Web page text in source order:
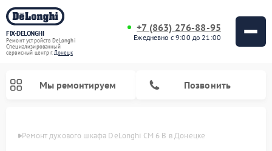
FIX-DELONGHI
Ремонт устройств DeLonghi
Специализированный
cервисный центр г.Донецк
+7 (863) 276-88-95
Ежедневно с 9:00 до 21:00
Мы ремонтируем Позвонить
Ремонт духового шкафа DeLonghi CM 6 B в Донецке